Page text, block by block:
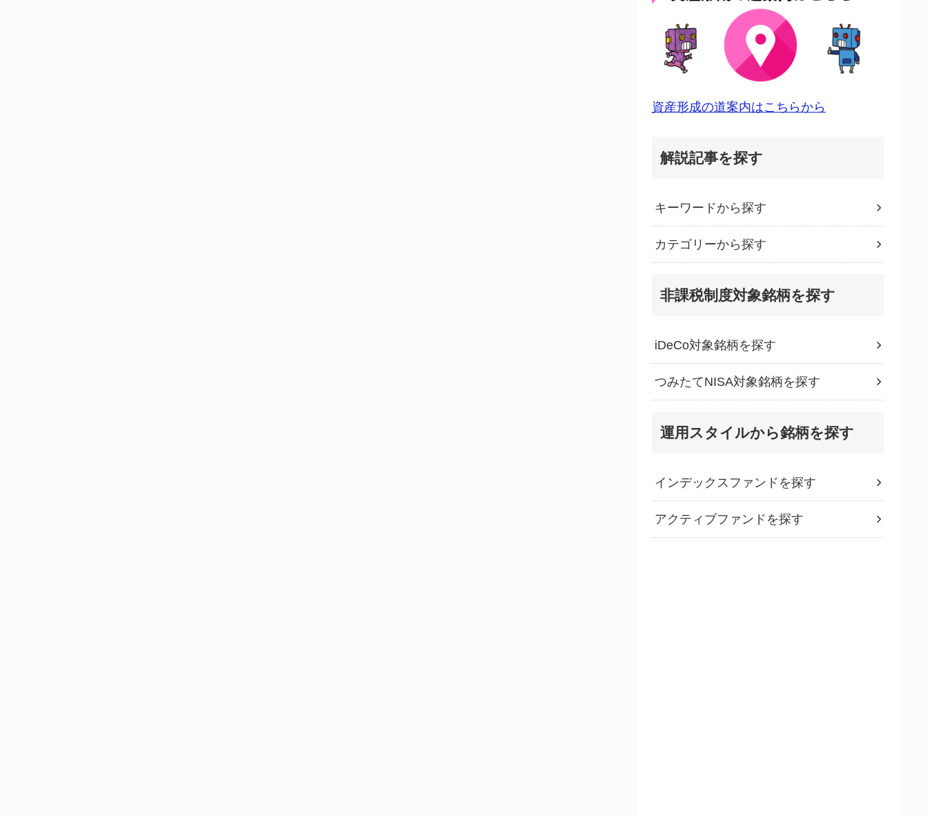
資産形成の道案内はこちらから
解説記事を探す
キーワードから探す
カテゴリーから探す
非課税制度対象銘柄を探す
iDeCo対象銘柄を探す
つみたてNISA対象銘柄を探す
運用スタイルから銘柄を探す
インデックスファンドを探す
アクティブファンドを探す